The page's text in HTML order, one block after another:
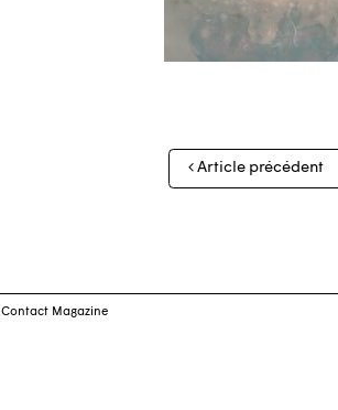
Navigation
des
Article précédent
Contact Magazine